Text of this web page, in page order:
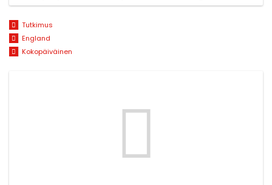
Tutkimus
England
Kokopäiväinen